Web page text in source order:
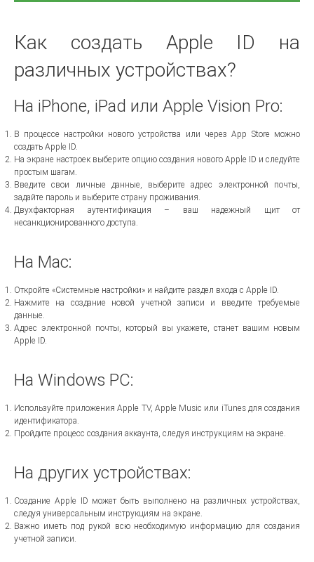
Как создать Apple ID на
различных устройствах?
На iPhone, iPad или Apple Vision Pro:
В процессе настройки нового устройства или через App Store можно
создать Apple ID.
На экране настроек выберите опцию создания нового Apple ID и следуйте
простым шагам.
Введите свои личные данные, выберите адрес электронной почты,
задайте пароль и выберите страну проживания.
Двухфакторная аутентификация – ваш надежный щит от
несанкционированного доступа.
На Mac:
Откройте «Системные настройки» и найдите раздел входа с Apple ID.
Нажмите на создание новой учетной записи и введите требуемые
данные.
Адрес электронной почты, который вы укажете, станет вашим новым
Apple ID.
На Windows PC:
Используйте приложения Apple TV, Apple Music или iTunes для создания
идентификатора.
Пройдите процесс создания аккаунта, следуя инструкциям на экране.
На других устройствах:
Создание Apple ID может быть выполнено на различных устройствах,
следуя универсальным инструкциям на экране.
Важно иметь под рукой всю необходимую информацию для создания
учетной записи.